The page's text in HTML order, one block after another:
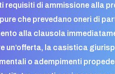
requisiti di ammissione alla
che prevedano oneri di
alla clausola
la casistica
o adempimenti